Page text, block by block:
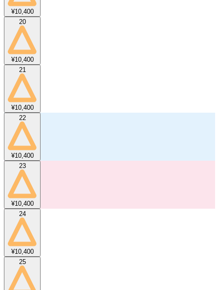
¥10,400
20
¥10,400
21
¥10,400
22
¥10,400
23
¥10,400
24
¥10,400
25